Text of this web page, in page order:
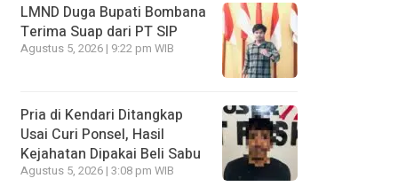
LMND Duga Bupati Bombana
Terima Suap dari PT SIP
Agustus 5, 2026 | 9:22 pm WIB
Pria di Kendari Ditangkap
Usai Curi Ponsel, Hasil
Kejahatan Dipakai Beli Sabu
Agustus 5, 2026 | 3:08 pm WIB